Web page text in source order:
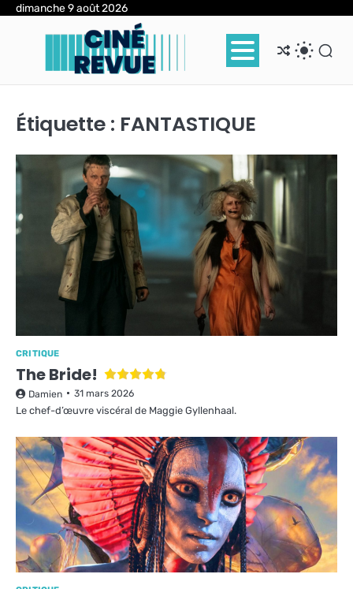
Skipdimanche 9 août 2026
Étiquette : FANTASTIQUE
CRITIQUE
The Bride!
Damien 31 mars 2026
Le chef-d’œuvre viscéral de Maggie Gyllenhaal.